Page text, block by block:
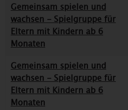
Gemeinsam spielen und
wachsen - Spielgruppe für
Eltern mit Kindern ab 6
Monaten
Gemeinsam spielen und
wachsen - Spielgruppe für
Eltern mit Kindern ab 6
Monaten